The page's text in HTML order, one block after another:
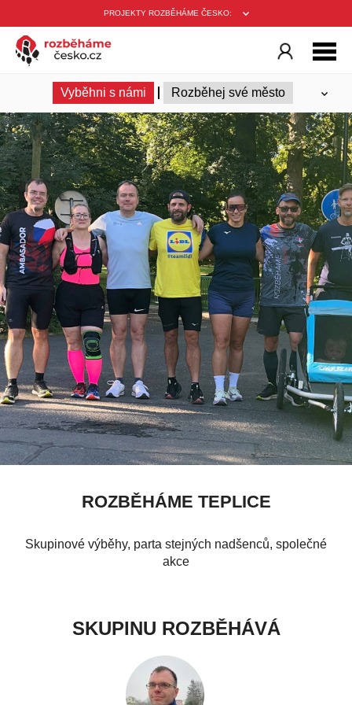
PROJEKTY ROZBĚHÁME ČESKO:
Vyběhni s námi Rozběhej své město
Ambasadoři Trenéři
ROZBĚHÁME TEPLICE
Skupinové výběhy, parta stejných nadšenců, společné
akce
SKUPINU ROZBĚHÁVÁ